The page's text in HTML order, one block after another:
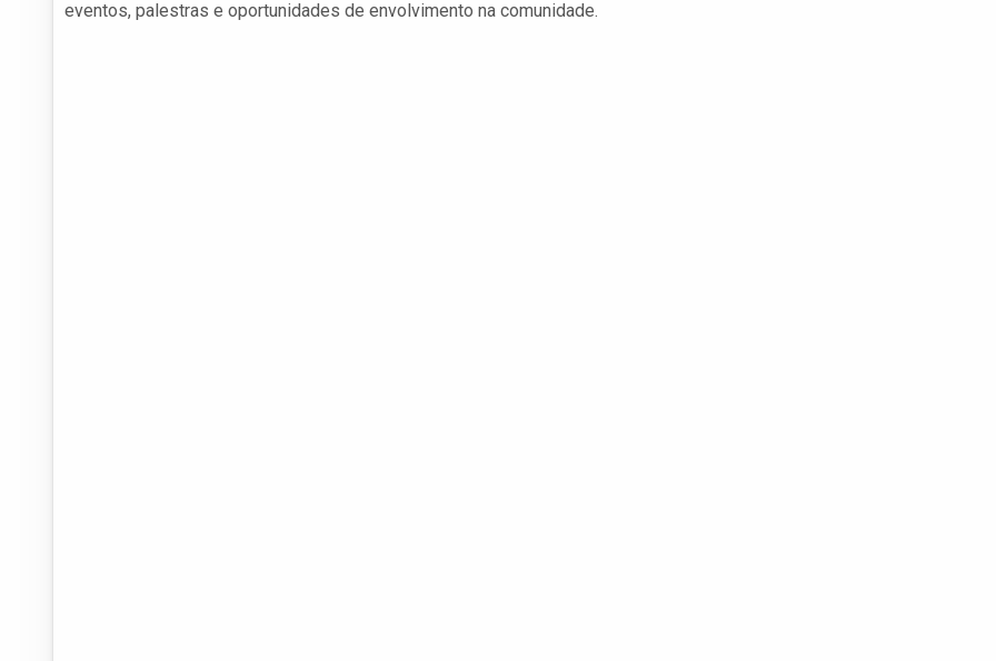
eventos, palestras e oportunidades de envolvimento na comunidade.